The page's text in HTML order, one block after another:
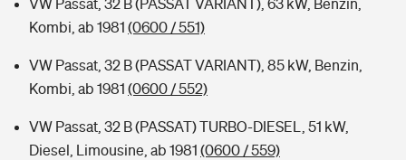
VW Passat, 32 B (PASSAT VARIANT), 63 kW, Benzin,
Kombi, ab 1981 (0600 / 551)
VW Passat, 32 B (PASSAT VARIANT), 85 kW, Benzin,
Kombi, ab 1981 (0600 / 552)
VW Passat, 32 B (PASSAT) TURBO-DIESEL, 51 kW,
Diesel, Limousine, ab 1981 (0600 / 559)